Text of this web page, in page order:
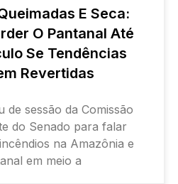
E Seca:
O Pantanal Até
Se Tendências
Revertidas
de sessão da Comissão
do Senado para falar
na Amazônia e
em meio a